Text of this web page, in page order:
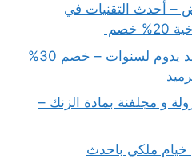
– أحدث التقنيات في
خصم
تركيب هناجر وسواتر قرميد يدوم لسنوات – خصم 30%
و مجلفنة بمادة الزنك –
خيام ملكي باحدث